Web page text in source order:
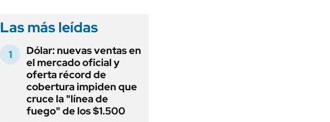
Las más leídas
Dólar: nuevas ventas en
el mercado oficial y
oferta récord de
cobertura impiden que
cruce la "línea de
fuego" de los $1.500